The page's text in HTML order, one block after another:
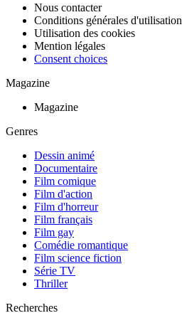
Nous contacter
Conditions générales d'utilisation
Utilisation des cookies
Mention légales
Consent choices
Magazine
Magazine
Genres
Dessin animé
Documentaire
Film comique
Film d'action
Film d'horreur
Film français
Film gay
Comédie romantique
Film science fiction
Série TV
Thriller
Recherches